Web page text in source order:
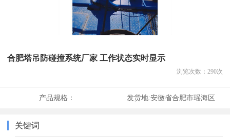
合肥塔吊防碰撞系统厂家 工作状态实时显示
浏览次数： 290次
产品规格： 发货地:安徽省合肥市瑶海区
关键词